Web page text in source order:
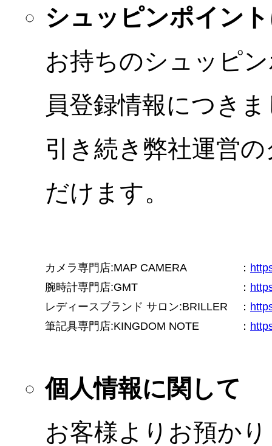
シュッピンポイン
お持ちのシュッピ
員登録情報につき
引き続き弊社運営
だけます。
カメラ専門店:MAP CAMERA ：
腕時計専門店:GMT
：
レディースブランド サロン:BRILLER
：
筆記具専門店:KINGDOM NOTE
：
個人情報に関して
お客様よりお預か